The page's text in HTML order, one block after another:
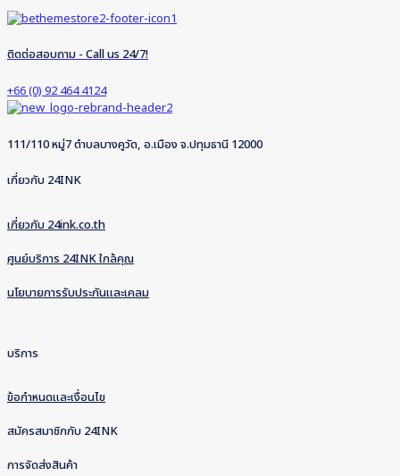
ติดต่อสอบถาม - Call us 24/7!
+66 (0) 92 464 4124
111/110 หมู่7 ตำบลบางคูวัด, อ.เมือง จ.ปทุมธานี 12000
เกี่ยวกับ 24INK
เกี่ยวกับ 24ink.co.th
ศูนย์บริการ 24INK ใกล้คุณ
นโยบายการรับประกันและเคลม
บริการ
ข้อกำหนดและเงื่อนไข
สมัครสมาชิกกับ 24INK
การจัดส่งสินค้า